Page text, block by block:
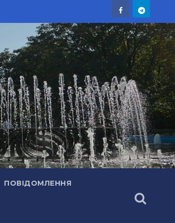
ПОВІДОМЛЕННЯ